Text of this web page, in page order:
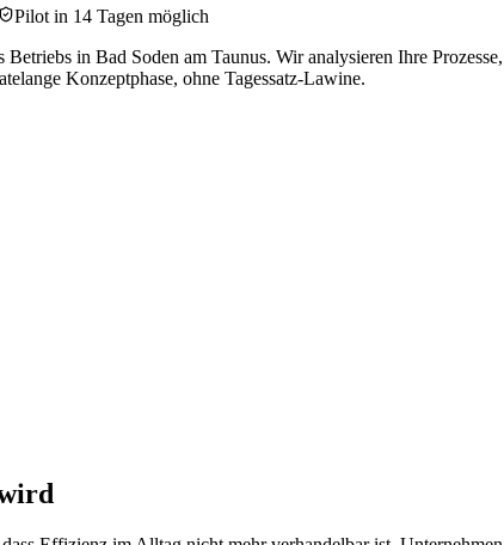
Pilot in 14 Tagen möglich
in Bad Soden am Taunus. Wir analysieren Ihre
Konzeptphase, ohne Tagessatz-Lawine.